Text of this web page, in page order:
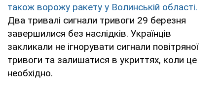
також ворожу ракету у Волинській області.
Два тривалі сигнали тривоги 29 березня
завершилися без наслідків. Українців
закликали не ігнорувати сигнали повітряної
тривоги та залишатися в укриттях, коли це
необхідно.